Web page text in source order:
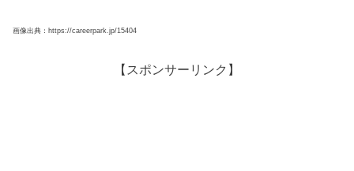
画像出典：https://careerpark.jp/15404
【スポンサーリンク】